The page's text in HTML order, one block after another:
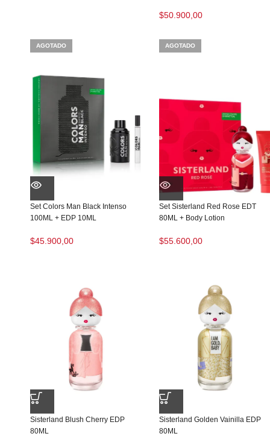
$50.900,00
AGOTADO
Set Colors Man Black Intenso
100ML + EDP 10ML
$45.900,00
AGOTADO
Set Sisterland Red Rose EDT
80ML + Body Lotion
$55.600,00
Sisterland Blush Cherry EDP
80ML
Sisterland Golden Vainilla EDP
80ML